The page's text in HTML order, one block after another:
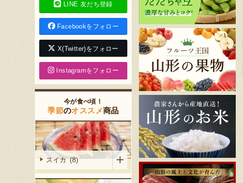
LINE 友だち登録
Facebookをフォロー
X(Twitter)をフォロー
Instagramをフォロー
今が食べ頃！
季節のオススメ商品
スイカ (8)